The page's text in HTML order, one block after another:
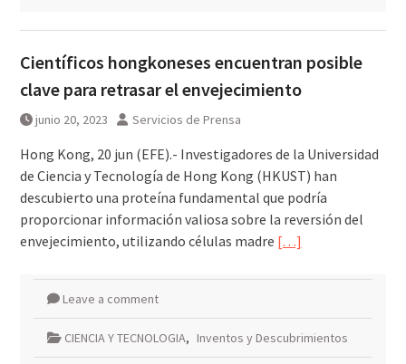
Científicos hongkoneses encuentran posible
clave para retrasar el envejecimiento
junio 20, 2023 Servicios de Prensa
Hong Kong, 20 jun (EFE).- Investigadores de la Universidad
de Ciencia y Tecnología de Hong Kong (HKUST) han
descubierto una proteína fundamental que podría
proporcionar información valiosa sobre la reversión del
envejecimiento, utilizando células madre […]
Leave a comment
CIENCIA Y TECNOLOGIA, Inventos y Descubrimientos